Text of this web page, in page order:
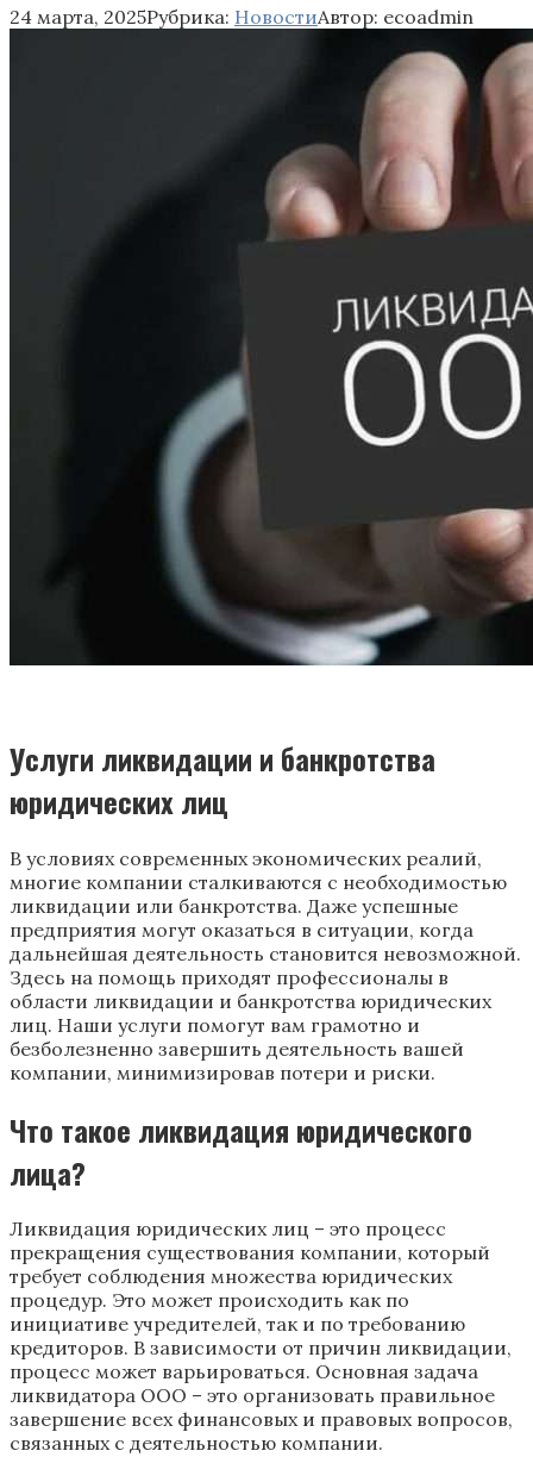
24 марта, 2025Рубрика: НовостиАвтор: ecoadmin
Услуги ликвидации и банкротства
юридических лиц
В условиях современных экономических реалий,
многие компании сталкиваются с необходимостью
ликвидации или банкротства. Даже успешные
предприятия могут оказаться в ситуации, когда
дальнейшая деятельность становится невозможной.
Здесь на помощь приходят профессионалы в
области ликвидации и банкротства юридических
лиц. Наши услуги помогут вам грамотно и
безболезненно завершить деятельность вашей
компании, минимизировав потери и риски.
Что такое ликвидация юридического
лица?
Ликвидация юридических лиц – это процесс
прекращения существования компании, который
требует соблюдения множества юридических
процедур. Это может происходить как по
инициативе учредителей, так и по требованию
кредиторов. В зависимости от причин ликвидации,
процесс может варьироваться. Основная задача
ликвидатора ООО – это организовать правильное
завершение всех финансовых и правовых вопросов,
связанных с деятельностью компании.